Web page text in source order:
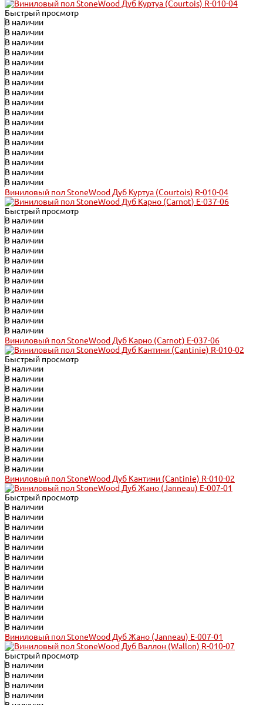
Быстрый просмотр
В наличии
В наличии
В наличии
В наличии
В наличии
В наличии
В наличии
В наличии
В наличии
В наличии
В наличии
В наличии
В наличии
В наличии
В наличии
В наличии
В наличии
Виниловый пол StoneWood Дуб Куртуа (Courtois) R-010-04
Быстрый просмотр
В наличии
В наличии
В наличии
В наличии
В наличии
В наличии
В наличии
В наличии
В наличии
В наличии
В наличии
В наличии
Виниловый пол StoneWood Дуб Карно (Carnot) E-037-06
Быстрый просмотр
В наличии
В наличии
В наличии
В наличии
В наличии
В наличии
В наличии
В наличии
В наличии
В наличии
В наличии
Виниловый пол StoneWood Дуб Кантини (Cantinie) R-010-02
Быстрый просмотр
В наличии
В наличии
В наличии
В наличии
В наличии
В наличии
В наличии
В наличии
В наличии
В наличии
В наличии
В наличии
В наличии
Виниловый пол StoneWood Дуб Жано (Janneau) E-007-01
Быстрый просмотр
В наличии
В наличии
В наличии
В наличии